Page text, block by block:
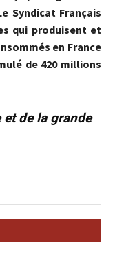
Syndicat Français
qui produisent et
en France
de 420 millions
de la grande